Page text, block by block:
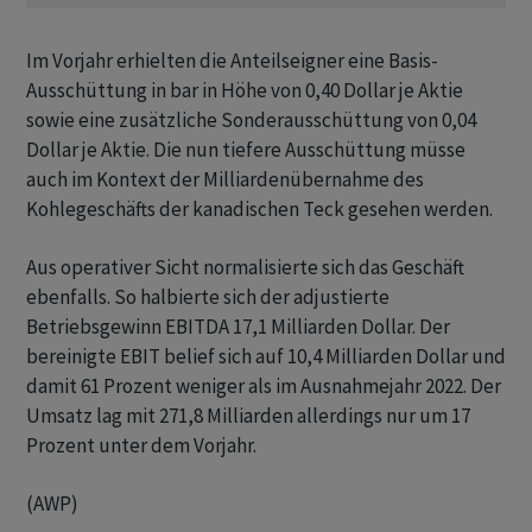
Im Vorjahr erhielten die Anteilseigner eine Basis-
Ausschüttung in bar in Höhe von 0,40 Dollar je Aktie
sowie eine zusätzliche Sonderausschüttung von 0,04
Dollar je Aktie. Die nun tiefere Ausschüttung müsse
auch im Kontext der Milliardenübernahme des
Kohlegeschäfts der kanadischen Teck gesehen werden.
Aus operativer Sicht normalisierte sich das Geschäft
ebenfalls. So halbierte sich der adjustierte
Betriebsgewinn EBITDA 17,1 Milliarden Dollar. Der
bereinigte EBIT belief sich auf 10,4 Milliarden Dollar und
damit 61 Prozent weniger als im Ausnahmejahr 2022. Der
Umsatz lag mit 271,8 Milliarden allerdings nur um 17
Prozent unter dem Vorjahr.
(AWP)